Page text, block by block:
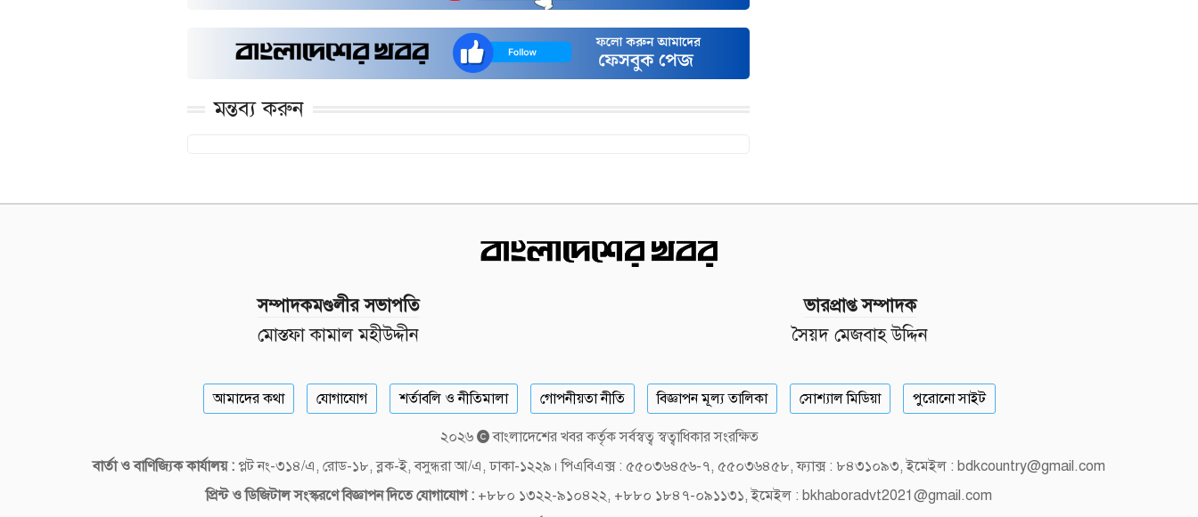
মন্তব্য করুন
সম্পাদকমণ্ডলীর সভাপতি
মোস্তফা কামাল মহীউদ্দীন
ভারপ্রাপ্ত সম্পাদক
সৈয়দ মেজবাহ উদ্দিন
আমাদের কথা যোগাযোগ শর্তাবলি ও নীতিমালা গোপনীয়তা নীতি বিজ্ঞাপন মূল্য তালিকা সোশ্যাল মিডিয়া পুরোনো সাইট
২০২৬
বাংলাদেশের খবর কর্তৃক সর্বস্বত্ব স্বত্বাধিকার সংরক্ষিত
বার্তা ও বাণিজ্যিক কার্যালয় : প্লট নং-৩১৪/এ, রোড-১৮, ব্লক-ই, বসুন্ধরা আ/এ, ঢাকা-১২২৯। পিএবিএক্স : ৫৫০৩৬৪৫৬-৭, ৫৫০৩৬৪৫৮, ফ্যাক্স : ৮৪৩১০৯৩, ইমেইল : bdkcountry@gmail.com
প্রিন্ট ও ডিজিটালসংস্করণে বিজ্ঞাপন দিতে যোগাযোগ : +৮৮০ ১৩২২-৯১০৪২২, +৮৮০ ১৮৪৭-০৯১১৩১, ইমেইল : bkhaboradvt2021@gmail.com